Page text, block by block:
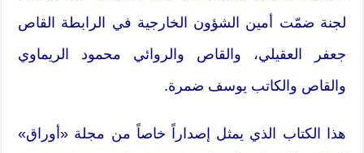
لجنة ضمّت أمين الشؤون الخارجية في الرابطة القاص
جعفر العقيلي، والقاص والروائي محمود الريماوي
والقاص والكاتب يوسف ضمرة.
هذا الكتاب الذي يمثل إصداراً خاصاً من مجلة «أوراق»